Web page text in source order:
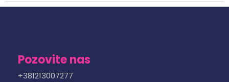
Pozovite nas
+381213007277